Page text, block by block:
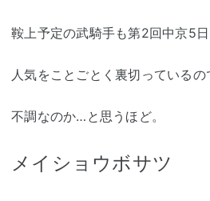
鞍上予定の武騎手も第2回中京5
人気をことごとく裏切っているの
不調なのか…と思うほど。
メイショウボサツ